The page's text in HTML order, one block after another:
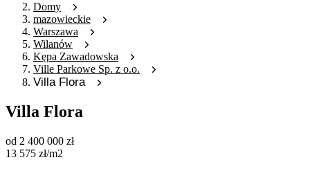
Domy
mazowieckie
Warszawa
Wilanów
Kępa Zawadowska
Ville Parkowe Sp. z o.o.
Villa Flora
Villa Flora
od 2 400 000 zł
13 575 zł/m2